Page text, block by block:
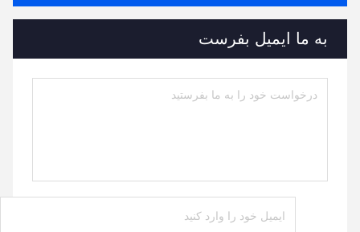
به ما ایمیل بفرست